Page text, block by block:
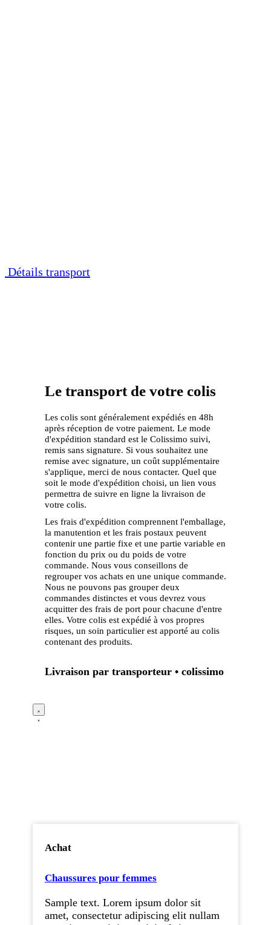
Détails transport
Le transport de votre colis
Les colis sont généralement expédiés en 48h
après réception de votre paiement. Le mode
d'expédition standard est le Colissimo suivi,
remis sans signature. Si vous souhaitez une
remise avec signature, un coût supplémentaire
s'applique, merci de nous contacter. Quel que
soit le mode d'expédition choisi, un lien vous
permettra de suivre en ligne la livraison de
votre colis.
Les frais d'expédition comprennent l'emballage,
la manutention et les frais postaux peuvent
contenir une partie fixe et une partie variable en
fonction du prix ou du poids de votre
commande. Nous vous conseillons de
regrouper vos achats en une unique commande.
Nous ne pouvons pas grouper deux
commandes distinctes et vous devrez vous
acquitter des frais de port pour chacune d'entre
elles. Votre colis est expédié à vos propres
risques, un soin particulier est apporté au colis
contenant des produits.
Livraison par transporteur • colissimo
Achat
Chaussures pour femmes
Sample text. Lorem ipsum dolor sit
amet, consectetur adipiscing elit nullam